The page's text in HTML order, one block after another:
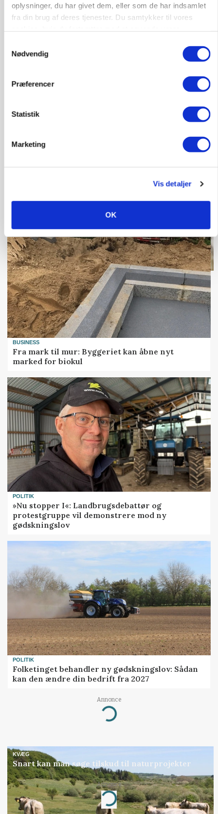
oplysninger, du har givet dem, eller som de har indsamlet
fra din brug af deres tjenester. Du samtykker til vores
Nødvendig
Præferencer
Statistik
Marketing
Vis detaljer
OK
Ejer eller medejer? Nyt tv-format udfordrer
BUSINESS
Fra mark til mur: Byggeriet kan åbne nyt
marked for biokul
POLITIK
»Nu stopper I«: Landbrugsdebattør og
protestgruppe vil demonstrere mod ny
gødskningslov
POLITIK
Folketinget behandler ny gødskningslov: Sådan
kan den ændre din bedrift fra 2027
Annonce
Loading...
KVÆG
Snart kan man søge tilskud til naturprojekter
Annonce
Loading...